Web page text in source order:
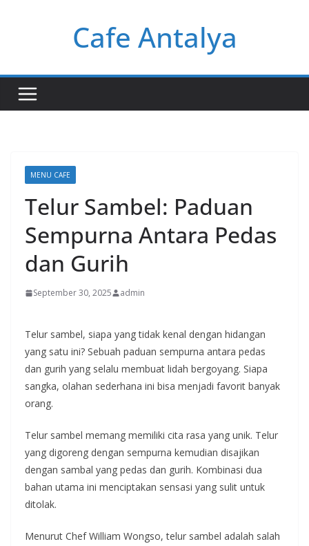
Cafe Antalya
MENU CAFE
Telur Sambel: Paduan
Sempurna Antara Pedas
dan Gurih
September 30, 2025 admin
Telur sambel, siapa yang tidak kenal dengan hidangan
yang satu ini? Sebuah paduan sempurna antara pedas
dan gurih yang selalu membuat lidah bergoyang. Siapa
sangka, olahan sederhana ini bisa menjadi favorit banyak
orang.
Telur sambel memang memiliki cita rasa yang unik. Telur
yang digoreng dengan sempurna kemudian disajikan
dengan sambal yang pedas dan gurih. Kombinasi dua
bahan utama ini menciptakan sensasi yang sulit untuk
ditolak.
Menurut Chef William Wongso, telur sambel adalah salah